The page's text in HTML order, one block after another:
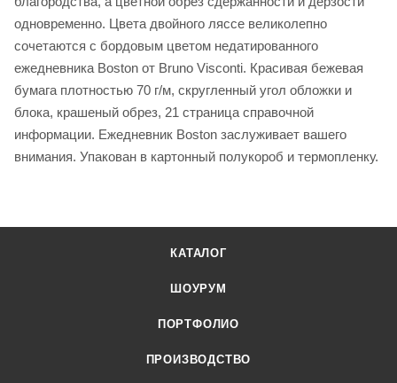
одновременно. Цвета двойного ляссе великолепно
сочетаются с бордовым цветом недатированного
ежедневника Boston от Bruno Visconti. Красивая бежевая
бумага плотностью 70 г/м, скругленный угол обложки и
блока, крашеный обрез, 21 страница справочной
информации. Ежедневник Boston заслуживает вашего
внимания. Упакован в картонный полукороб и термопленку.
КАТАЛОГ
ШОУРУМ
ПОРТФОЛИО
ПРОИЗВОДСТВО